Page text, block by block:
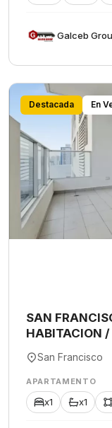
Destacada En
SAN
HABITACION
San Francisco
APARTAMENTO
x1 x1